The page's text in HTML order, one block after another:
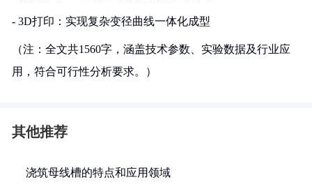
- 3D打印：实现复杂变径曲线一体化成型
（注：全文共1560字，涵盖技术参数、实验数据及行业应
用，符合可行性分析要求。）
其他推荐
浇筑母线槽的特点和应用领域